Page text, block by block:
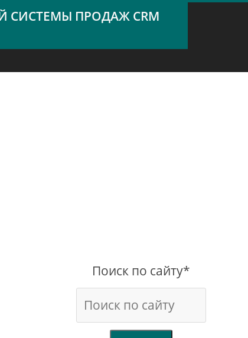
Поиск по сайту*